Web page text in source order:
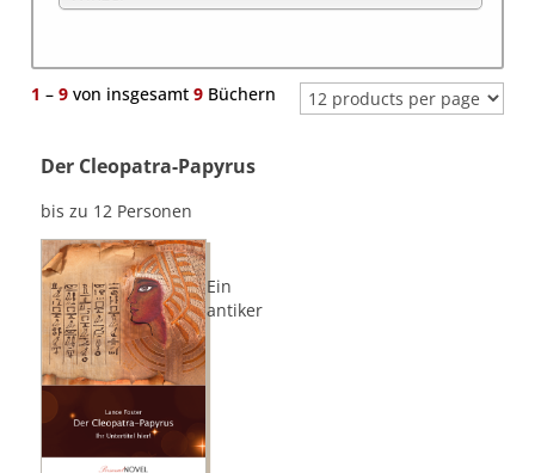
1 –9 von insgesamt9 Büchern
Der Cleopatra-Papyrus
bis zu 12 Personen
Ein
antiker